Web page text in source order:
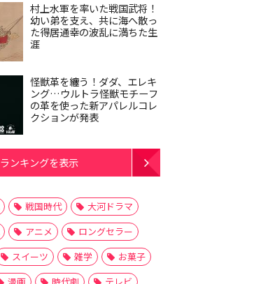
村上水軍を率いた戦国武将！
幼い弟を支え、共に海へ散っ
た得居通幸の波乱に満ちた生
涯
怪獣革を纏う！ダダ、エレキ
ング…ウルトラ怪獣モチーフ
の革を使った新アパレルコレ
クションが発表
ランキングを表示
戦国時代
大河ドラマ
アニメ
ロングセラー
スイーツ 雑学
お菓子